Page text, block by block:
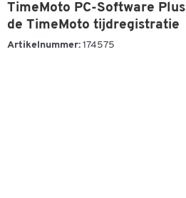
TimeMoto PC-Software
de TimeMoto tijdregistratie
Artikelnummer: 174575